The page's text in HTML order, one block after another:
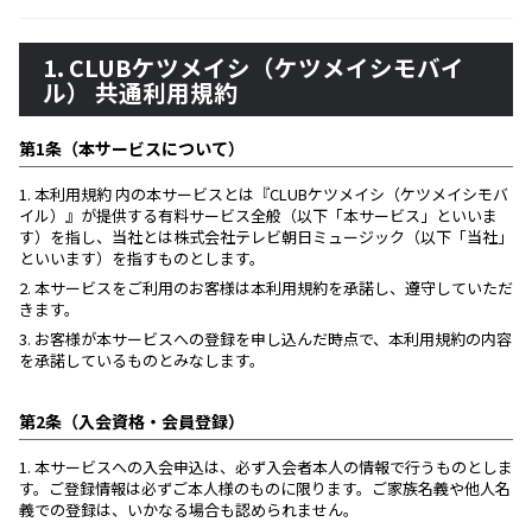
1. CLUBケツメイシ（ケツメイシモバイ
ル） 共通利用規約
第1条（本サービスについて）
1. 本利用規約 内の本サービスとは『CLUBケツメイシ（ケツメイシモバ
イル）』が提供する有料サービス全般（以下「本サービス」といいま
す）を指し、当社とは株式会社テレビ朝日ミュージック（以下「当社」
といいます）を指すものとします。
2. 本サービスをご利用のお客様は本利用規約を承諾し、遵守していただ
きます。
3. お客様が本サービスへの登録を申し込んだ時点で、本利用規約の内容
を承諾しているものとみなします。
第2条（入会資格・会員登録）
1. 本サービスへの入会申込は、必ず入会者本人の情報で行うものとしま
す。ご登録情報は必ずご本人様のものに限ります。ご家族名義や他人名
義での登録は、いかなる場合も認められません。